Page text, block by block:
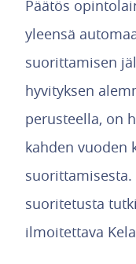
Päätös
yleensä
suorittamisen
hyvityksen
perusteella, on
kahden vuoden
suoritetusta
ilmoitettava